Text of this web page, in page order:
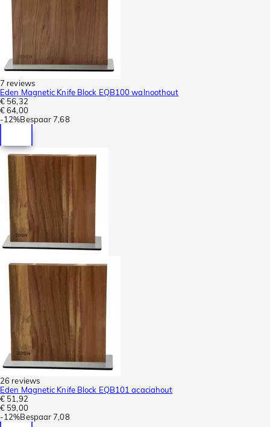
7 reviews
Eden Magnetic Knife Block EQB100 walnoothout
€ 56,32
€ 64,00
-12%Bespaar 7,68
26 reviews
Eden Magnetic Knife Block EQB101 acaciahout
€ 51,92
€ 59,00
-12%Bespaar 7,08